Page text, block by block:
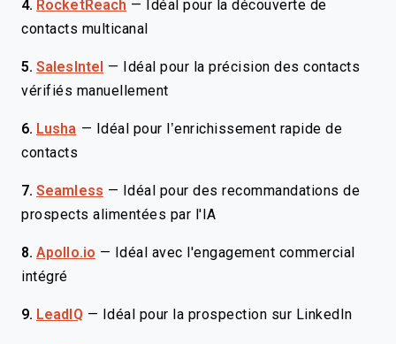
4. RocketReach —
Idéal pour la découverte de
contacts multicanal
5. SalesIntel —
Idéal pour la précision des contacts
vérifiés manuellement
6. Lusha —
Idéal pour l’enrichissement rapide de
contacts
7. Seamless —
Idéal pour des recommandations de
prospects alimentées par l'IA
8. Apollo.io —
Idéal avec l'engagement commercial
intégré
9. LeadIQ — Idéal pour la prospection sur LinkedIn